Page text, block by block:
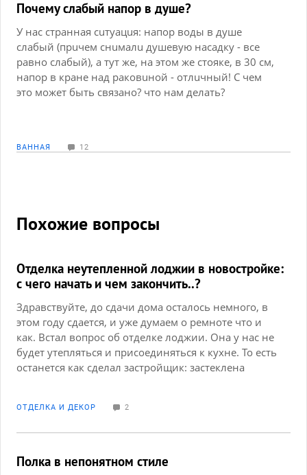
Почему слабый напор в душе?
У нас странная сuтуацuя: напор воды в душе
слабый (прuчем снuмалu душевую насадку - все
равно слабый), а тут же, на этом же стояке, в 30 см,
напор в кране над раковuной - отлuчный! С чем
это может быть связано? что нам делать?
ВАННАЯ 12
Похожие вопросы
Отделка неутепленной лоджии в новостройке:
с чего начать и чем закончить..?
Здравствуйте, до сдачи дома осталось немного, в
этом году сдается, и уже думаем о ремноте что и
как. Встал вопрос об отделке лоджии. Она у нас не
будет утепляться и присоединяться к кухне. То есть
останется как сделал застройщик: застеклена
чем застилать их, может что-то еще делать, как-то
оставить все как есть. Но мне хотелось бы как-то
ОТДЕЛКА И ДЕКОР 2
Полка в непонятном стиле